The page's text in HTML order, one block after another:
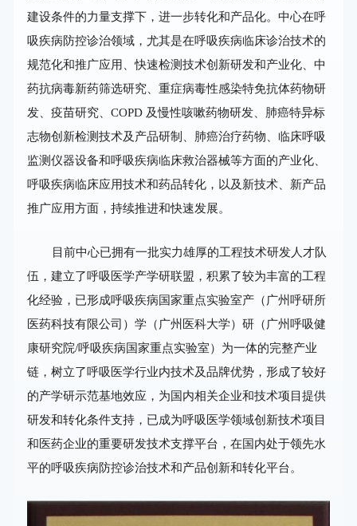
建设条件的力量支撑下，进一步转化和产品化。中心在呼
吸疾病防控诊治领域，尤其是在呼吸疾病临床诊治技术的
规范化和推广应用、快速检测技术创新研发和产业化、中
药抗病毒新药筛选研究、重症病毒性感染特免抗体药物研
发、疫苗研究、COPD 及慢性咳嗽药物研发、肺癌特异标
志物创新检测技术及产品研制、肺癌治疗药物、临床呼吸
监测仪器设备和呼吸疾病临床救治器械等方面的产业化、
呼吸疾病临床应用技术和药品转化，以及新技术、新产品
推广应用方面，持续推进和快速发展。
目前中心已拥有一批实力雄厚的工程技术研发人才队
伍，建立了呼吸医学产学研联盟，积累了较为丰富的工程
化经验，已形成呼吸疾病国家重点实验室产（广州呼研所
医药科技有限公司）学（广州医科大学）研（广州呼吸健
康研究院/呼吸疾病国家重点实验室）为一体的完整产业
链，树立了呼吸医学行业内技术及品牌优势，形成了较好
的产学研示范基地效应，为国内相关企业和技术项目提供
研发和转化条件支持，已成为呼吸医学领域创新技术项目
和医药企业的重要研发技术支撑平台，在国内处于领先水
平的呼吸疾病防控诊治技术和产品创新和转化平台。